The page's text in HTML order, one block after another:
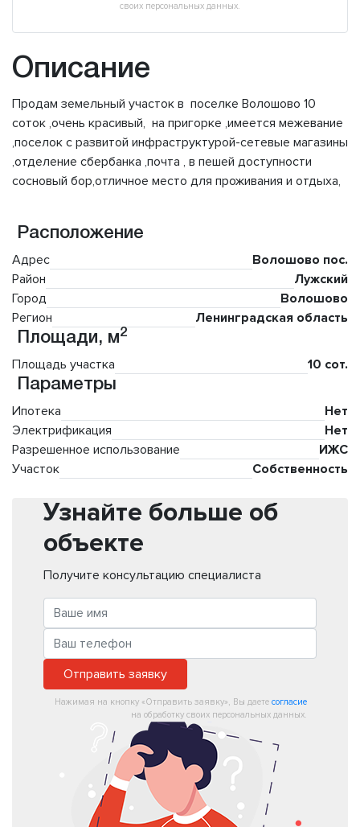
своих персональных данных.
Описание
Продам земельный участок в поселке Волошово 10
соток ,очень красивый, на пригорке ,имеется межевание
,поселок с развитой инфраструктурой-сетевые магазины
,отделение сбербанка ,почта , в пешей доступности
сосновый бор,отличное место для проживания и отдыха,
Расположение
Адрес
Волошово пос.
Район
Лужский
Город
Волошово
Регион
Ленинградская область
Площади, м2
Площадь участка
10 сот.
Параметры
Ипотека
Нет
Электрификация
Нет
Разрешенное использование
ИЖС
Участок
Собственность
Узнайте больше об
объекте
Получите консультацию специалиста
Отправить заявку
Нажимая на кнопку «Отправить заявку», Вы даете согласие
на обработку своих персональных данных.